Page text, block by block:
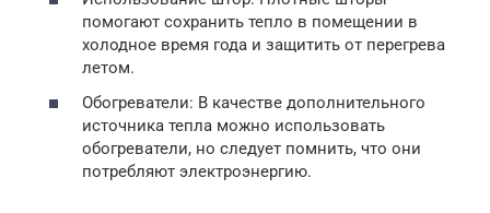
помогают сохранить тепло в помещении в
холодное время года и защитить от перегрева
летом.
Обогреватели: В качестве дополнительного
источника тепла можно использовать
обогреватели, но следует помнить, что они
потребляют электроэнергию.